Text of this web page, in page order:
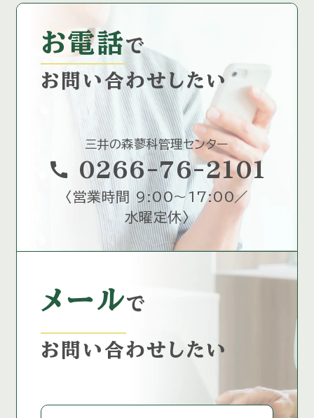
お電話で
お問い合わせしたい
三井の森蓼科管理センター
call 0266-76-2101
〈 営業時間 9:00～17:00／
水曜定休〉
メールで
お問い合わせしたい